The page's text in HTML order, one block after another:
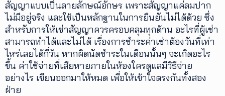
สัญญาแบบเป็นลายลักษณ์อักษร เพราะสัญญาแค่ลมปาก
ไม่มีอยู่จริง และใช้เป็นหลักฐานในการยืนยันไม่ได้ด้วย ซึ่ง
สำหรับการให้เช่าสัญญาควรครอบคลุมทุกด้าน อะไรที่ผู้เช่า
สามารถทำได้และไม่ได้ เรื่องการชำระค่าเช่าต้องวันที่เท่า
ไหร่เลยได้กี่วัน หากผิดนัดชำระในเดือนนั้นๆ จะเกิดอะไร
ขึ้น ค่าใช้จ่ายที่เสียหายภายในห้องใครดูแลมีวิธีจ่าย
อย่างไร เขียนออกมาให้หมด เพื่อให้เข้าใจตรงกันทั้งสอง
ฝ่าย